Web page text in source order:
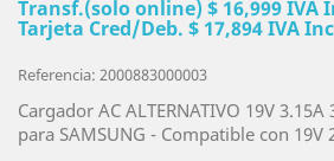
Transf.(solo online) $ 16,999 IVA
Tarjeta Cred/Deb. $ 17,894 IVA
Referencia: 2000883000003
Cargador AC ALTERNATIVO 19V
para SAMSUNG - Compatible con 19V